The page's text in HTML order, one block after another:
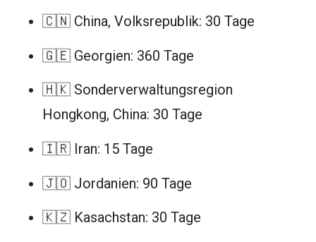
🇨🇳 China, Volksrepublik: 30 Tage
🇬🇪 Georgien: 360 Tage
🇭🇰 Sonderverwaltungsregion
Hongkong, China: 30 Tage
🇮🇷 Iran: 15 Tage
🇯🇴 Jordanien: 90 Tage
🇰🇿 Kasachstan: 30 Tage